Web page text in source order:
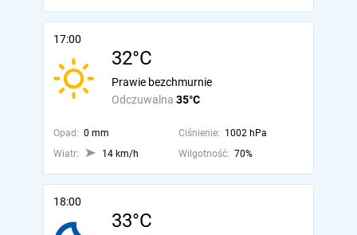
17:00
32°C
Odczuwalna 35°C
Prawie bezchmurnie
Opad: 0 mm Ciśnienie: 1002 hPa
Wiatr:
14 km/h Wilgotność: 70%
18:00
33°C